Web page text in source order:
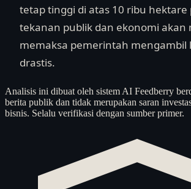
tetap tinggi di atas 10 ribu hektare
tekanan publik dan ekonomi akan
memaksa pemerintah mengambil
drastis.
Analisis ini dibuat oleh sistem AI Feedberry
berita publik dan tidak merupakan saran
bisnis. Selalu verifikasi dengan sumber primer.